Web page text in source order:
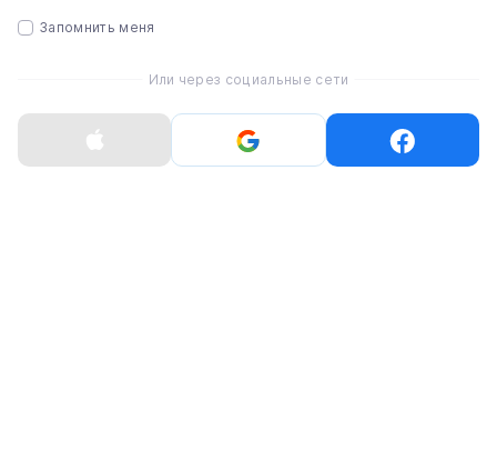
возможности благодаря инновационным функциям
для захватывающего игрового опыта. Apple Intelligence
- это мощные интеллектуальные решения,
разработанные компанией Apple для вашего iPhone,
обеспечивающие удобную персональную
Запомнить меня
Или через социальные сети